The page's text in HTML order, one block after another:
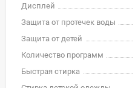
Дисплей
Защита от протечек воды
Защита от детей
Количество программ
Быстрая стирка